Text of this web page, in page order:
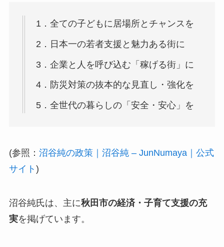
1．全ての子どもに居場所とチャンスを
2．日本一の若者支援と魅力ある街に
3．企業と人を呼び込む「稼げる街」に
4．防災対策の抜本的な見直し・強化を
5．全世代の暮らしの「安全・安心」を
(参照： 沼谷純の政策｜沼谷純 – JunNumaya｜公式
サイト )
沼谷純氏は、主に秋田市の経済・子育て支援の充
実を掲げています。